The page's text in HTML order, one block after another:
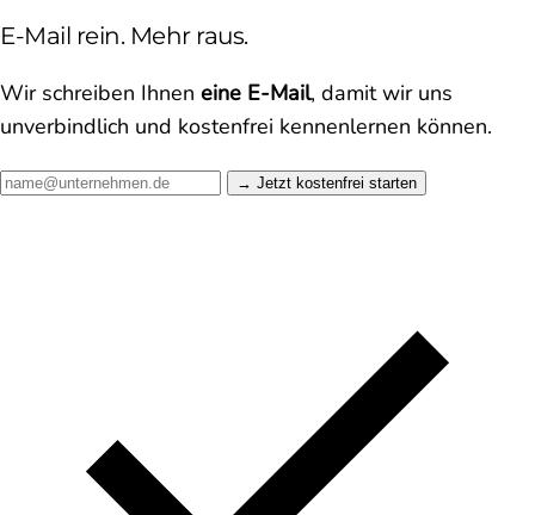
E-Mail rein. Mehr raus.
Wir schreiben Ihnen eine E-Mail, damit wir uns
unverbindlich und kostenfrei kennenlernen können.
Jetzt kostenfrei starten →